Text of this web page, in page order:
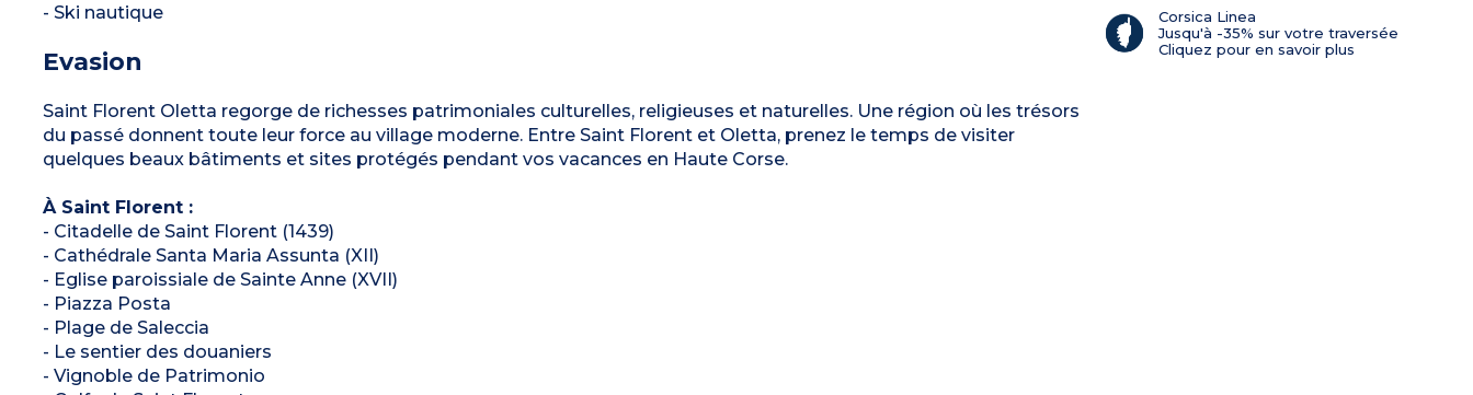
- Ski nautique
Evasion
Saint Florent Oletta regorge de richesses patrimoniales culturelles, religieuses et naturelles. Une région où les trésors
du passé donnent toute leur force au village moderne. Entre Saint Florent et Oletta, prenez le temps de visiter
quelques beaux bâtiments et sites protégés pendant vos vacances en Haute Corse.
À Saint Florent :
- Citadelle de Saint Florent (1439)
- Cathédrale Santa Maria Assunta (XII)
- Eglise paroissiale de Sainte Anne (XVII)
- Piazza Posta
- Plage de Saleccia
- Le sentier des douaniers
- Vignoble de Patrimonio
Corsica Linea
Jusqu'à -35% sur votre traversée
Cliquez pour en savoir plus